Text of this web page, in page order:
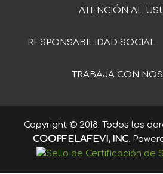
ATENCIÓN AL
RESPONSABILIDAD SOCIAL
TRABAJA CON
Copyright © 2018. Todos los
COOPFELAFEVI, INC.